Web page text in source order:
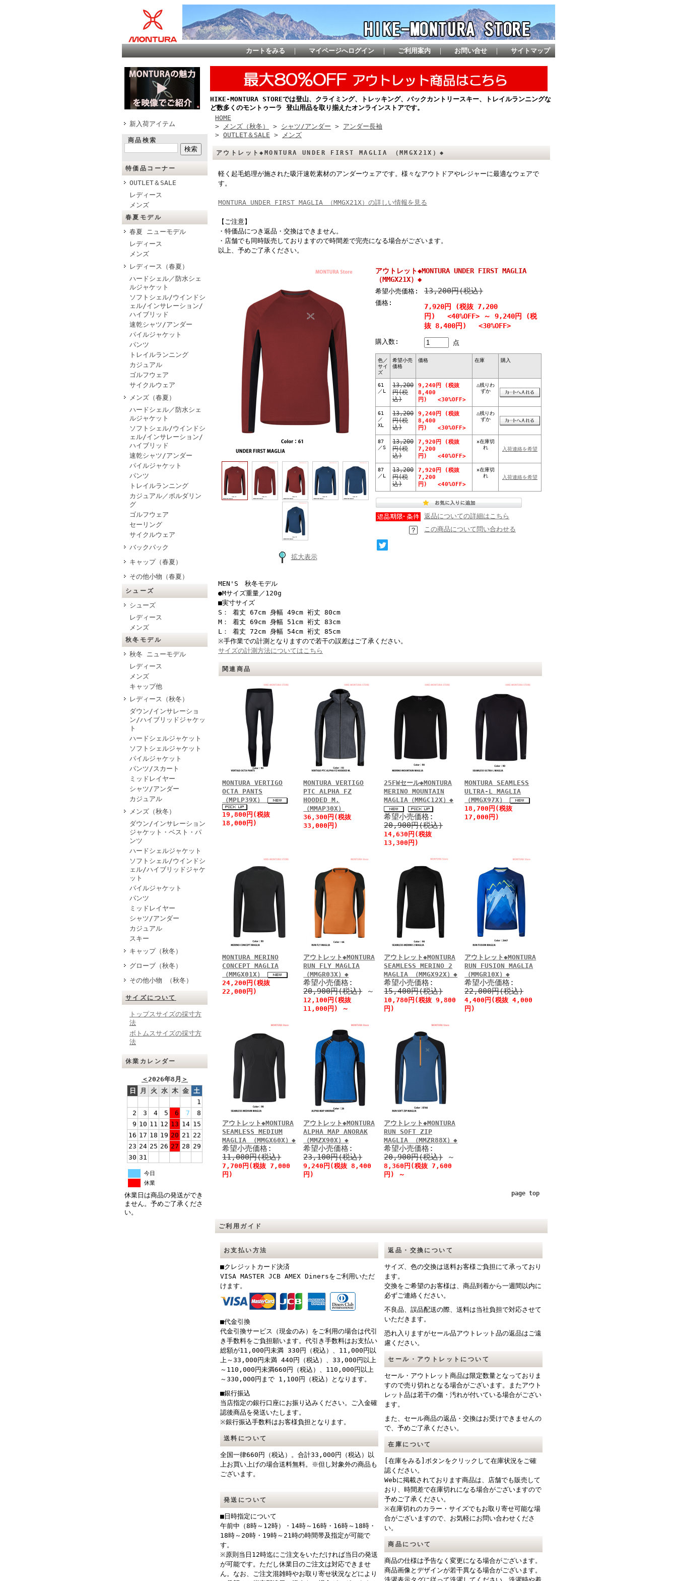
カートをみる ｜ マイページへログイン ｜ ご利用案内 ｜ お問い合せ ｜ サイトマップ
新入荷アイテム
商品検索
特価品コーナー
OUTLET＆SALE
レディース
メンズ
春夏モデル
春夏 ニューモデル
レディース
メンズ
レディース（春夏）
ハードシェル／防水シェ
ルジャケット
ソフトシェル/ウインドシ
ェル/インサレーション/
ハイブリッド
速乾シャツ/アンダー
パイルジャケット
パンツ
トレイルランニング
カジュアル
ゴルフウェア
サイクルウェア
メンズ（春夏）
ハードシェル／防水シェ
ルジャケット
ソフトシェル/ウインドシ
ェル/インサレーション/
ハイブリッド
速乾シャツ/アンダー
パイルジャケット
パンツ
トレイルランニング
カジュアル／ボルダリン
グ
ゴルフウェア
セーリング
サイクルウェア
バックパック
キャップ（春夏）
その他小物（春夏）
シューズ
シューズ
レディース
メンズ
秋冬モデル
秋冬 ニューモデル
レディース
メンズ
キャップ他
レディース（秋冬）
ダウン/インサレーショ
ン/ハイブリッドジャケッ
ト
ハードシェルジャケット
ソフトシェルジャケット
パイルジャケット
パンツ/スカート
ミッドレイヤー
シャツ/アンダー
カジュアル
メンズ（秋冬）
ダウン/インサレーション
ジャケット・ベスト・パ
ンツ
ハードシェルジャケット
ソフトシェル/ウインドシ
ェル/ハイブリッドジャケ
ット
パイルジャケット
パンツ
ミッドレイヤー
シャツ/アンダー
カジュアル
スキー
キャップ（秋冬）
グローブ（秋冬）
その他小物 （秋冬）
サイズについて
トップスサイズの採寸方
法
ボトムスサイズの採寸方
法
休業カレンダー
＜2026年8月 ＞
日
月 火 水 木 金 土
1
2
3 4 5 6 7
8
9 10 11 12 13 14 15
16 17 18 19 20 21 22
23 24 25 26 27 28 29
30 31
今日
休業
休業日は商品の発送ができ
ません。予めご了承くださ
い。
HIKE-MONTURA STOREでは登山、クライミング、トレッキング、バックカントリースキー、トレイルランニングな
ど数多くのモントゥーラ 登山用品を取り揃えたオンラインストアです。
HOME
>
メンズ（秋冬） > シャツ/アンダー > アンダー長袖
> OUTLET＆SALE > メンズ
アウトレット◆MONTURA UNDER FIRST MAGLIA （MMGX21X）◆
軽く起毛処理が施された吸汗速乾素材のアンダーウェアです。様々なアウトドアやレジャーに最適なウェアで
す。
MONTURA UNDER FIRST MAGLIA （MMGX21X）の詳しい情報を見る
【ご注意】
・特価品につき返品・交換はできません。
・店舗でも同時販売しておりますので時間差で完売になる場合がございます。
以上、予めご了承ください。
拡大表示
アウトレット◆MONTURA UNDER FIRST MAGLIA
（MMGX21X）◆
希望小売価格: 13,200円(税込)
価格:
7,920円 (税抜 7,200
円) <40%OFF>
～
9,240円 (税
抜 8,400円) <30%OFF>
購入数: 点
色／
サイ
ズ
希望小売
価格
価格 在庫 購入
61
／L
13,200
円(税
込)
9,240円 (税抜
8,400
円) <30%OFF>
△残りわ
ずか
61
／
XL
13,200
円(税
込)
9,240円 (税抜
8,400
円) <30%OFF>
△残りわ
ずか
87
／S
13,200
円(税
込)
7,920円 (税抜
7,200
円) <40%OFF>
×在庫切
れ
入荷連絡を希望
87
／L
13,200
円(税
込)
7,920円 (税抜
7,200
円) <40%OFF>
×在庫切
れ
入荷連絡を希望
返品についての詳細はこちら
この商品について問い合わせる
MEN'S 秋冬モデル
●Mサイズ重量／120g
■実寸サイズ
S： 着丈 67cm 身幅 49cm 裄丈 80cm
M： 着丈 69cm 身幅 51cm 裄丈 83cm
L： 着丈 72cm 身幅 54cm 裄丈 85cm
※手作業での計測となりますので若干の誤差はご了承ください。
サイズの計測方法についてはこちら
関連商品
MONTURA VERTIGO
OCTA PANTS
（MPLP39X）
19,800円(税抜
18,000円)
MONTURA VERTIGO
PTC ALPHA FZ
HOODED M.
（MMAP30X）
36,300円(税抜
33,000円)
25FWセール◆MONTURA
MERINO MOUNTAIN
MAGLIA（MMGC12X）◆
希望小売価格:
20,900円(税込)
14,630円(税抜
13,300円)
MONTURA SEAMLESS
ULTRA-L MAGLIA
（MMGX97X）
18,700円(税抜
17,000円)
MONTURA MERINO
CONCEPT MAGLIA
（MMGX01X）
24,200円(税抜
22,000円)
アウトレット◆MONTURA
RUN FLY MAGLIA
（MMGR03X）◆
希望小売価格:
20,900円(税込)
～
12,100円(税抜
11,000円)
～
アウトレット◆MONTURA
SEAMLESS MERINO 2
MAGLIA （MMGX92X）◆
希望小売価格:
15,400円(税込)
10,780円(税抜 9,800
円)
アウトレット◆MONTURA
RUN FUSION MAGLIA
（MMGR10X）◆
希望小売価格:
22,000円(税込)
4,400円(税抜 4,000
円)
アウトレット◆MONTURA
SEAMLESS MEDIUM
MAGLIA （MMGX60X）◆
希望小売価格:
11,000円(税込)
7,700円(税抜 7,000
円)
アウトレット◆MONTURA
ALPHA MAP ANORAK
（MMZX90X）◆
希望小売価格:
23,100円(税込)
9,240円(税抜 8,400
円)
アウトレット◆MONTURA
RUN SOFT ZIP
MAGLIA （MMZR88X）◆
希望小売価格:
20,900円(税込)
～
8,360円(税抜 7,600
円)
～
page top
ご利用ガイド
お支払い方法
■クレジットカード決済
VISA MASTER JCB AMEX Dinersをご利用いただ
けます。
■代金引換
代金引換サービス（現金のみ）をご利用の場合は代引
き手数料をご負担願います。代引き手数料はお支払い
総額が11,000円未満 330円（税込）、11,000円以
上～33,000円未満 440円（税込）、33,000円以上
～110,000円未満660円（税込）、110,000円以上
～330,000円まで 1,100円（税込）となります。
■銀行振込
当店指定の銀行口座にお振り込みください。ご入金確
認後商品を発送いたします。
※銀行振込手数料はお客様負担となります。
送料について
全国一律660円（税込）。合計33,000円（税込）以
上お買い上げの場合送料無料。※但し対象外の商品も
ございます。
発送について
■日時指定について
午前中（8時～12時）・14時～16時・16時～18時・
18時～20時・19時～21時の時間帯及指定が可能で
す。
※原則当日12時迄にご注文をいただければ当日の発送
が可能です。ただし休業日のご注文は対応できませ
ん。なお、ご注文混雑時やお取り寄せ状況などにより
返品・交換について
サイズ、色の交換は送料お客様ご負担にて承っており
ます。
交換をご希望のお客様は、商品到着から一週間以内に
必ずご連絡ください。
不良品、誤品配送の際、送料は当社負担で対応させて
いただきます。
恐れ入りますがセール品アウトレット品の返品はご遠
慮ください。
セール・アウトレットについて
セール・アウトレット商品は限定数量となっておりま
すので売り切れとなる場合がございます。またアウト
レット品は若干の傷・汚れが付いている場合がござい
ます。
また、セール商品の返品・交換はお受けできませんの
で、予めご了承ください。
在庫について
[在庫をみる]ボタンをクリックして在庫状況をご確
認ください。
Webに掲載されております商品は、店舗でも販売して
おり、時間差で在庫切れになる場合がございますので
予めご了承ください。
※在庫切れのカラー・サイズでもお取り寄せ可能な場
合がございますので、お気軽にお問い合わせくださ
い。
商品について
商品の仕様は予告なく変更になる場合がございます。
商品画像とデザインが若干異なる場合がございます。